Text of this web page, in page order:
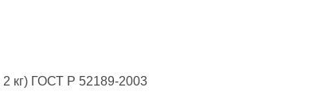
кг) ГОСТ Р 52189-2003